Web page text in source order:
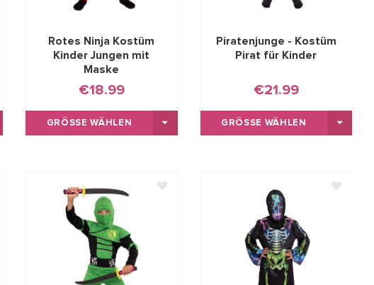
Rotes Ninja Kostüm
Kinder Jungen mit
Maske
€18.99
GRÖSSE WÄHLEN
Piratenjunge - Kostüm
Pirat für Kinder
€21.99
GRÖSSE WÄHLEN